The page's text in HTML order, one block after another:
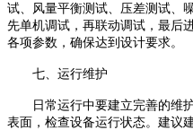
试、风量平衡测试、压差测试、
先单机调试，再联动调试，最后
各项参数，确保达到设计要求。
七、运行维护
日常运行中要建立完善的维
表面，检查设备运行状态。建议